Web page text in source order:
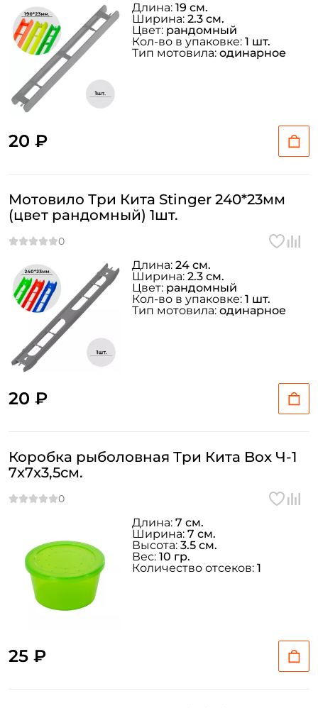
20 ₽
Длина: 19 см.
Ширина: 2.3 см.
Цвет: рандомный
Кол-во в упаковке: 1 шт.
Тип мотовила: одинарное
Мотовило Три Кита Stinger 240*23мм
(цвет рандомный) 1шт.
20 ₽
Длина: 24 см.
Ширина: 2.3 см.
Цвет: рандомный
Кол-во в упаковке: 1 шт.
Тип мотовила: одинарное
Коробка рыболовная Три Кита Box Ч-1
7x7x3,5см.
25 ₽
Длина: 7 см.
Ширина: 7 см.
Высота: 3.5 см.
Вес: 10 гр.
Количество отсеков: 1